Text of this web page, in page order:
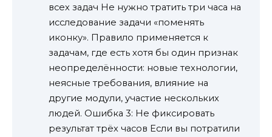
всех задач Не нужно тратить три часа на
исследование задачи «поменять
иконку». Правило применяется к
задачам, где есть хотя бы один признак
неопределённости: новые технологии,
неясные требования, влияние на
другие модули, участие нескольких
людей. Ошибка 3: Не фиксировать
результат трёх часов Если вы потратили